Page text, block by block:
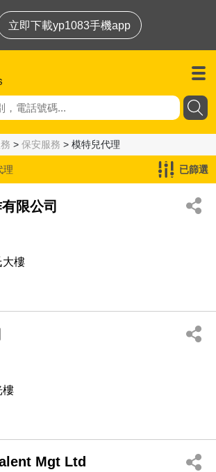
立即下載yp1083手機app
> 保安服務 > 模特兒代理
理 已篩選
限公司
大樓
樓
Mgt Ltd